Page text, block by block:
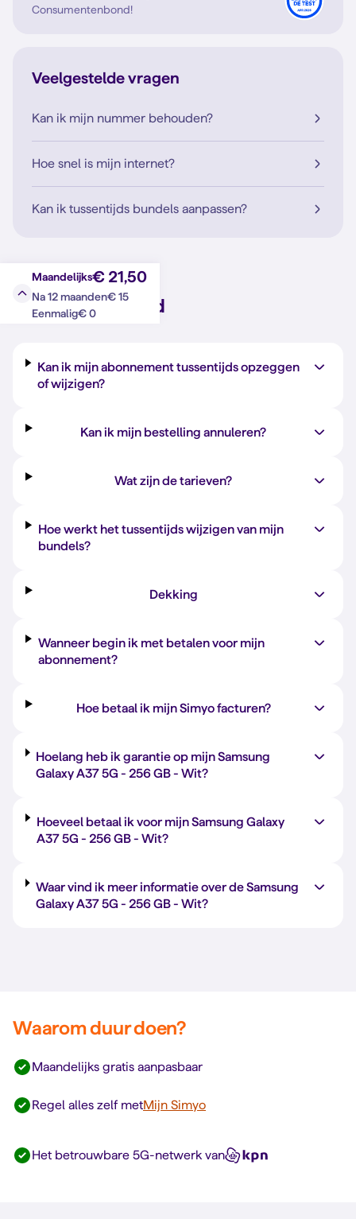
Consumentenbond!
Veelgestelde vragen
Kan ik mijn nummer behouden?
Hoe snel is mijn internet?
Kan ik tussentijds bundels aanpassen?
Maandelijks€ 21,50
Na 12 maanden€ 15
Eenmalig€ 0
Vraag?Antwoord
Kan ik mijn abonnement tussentijds opzeggen
of wijzigen?
Kan ik mijn bestelling annuleren?
Wat zijn de tarieven?
Hoe werkt het tussentijds wijzigen van mijn
bundels?
Dekking
Wanneer begin ik met betalen voor mijn
abonnement?
Hoe betaal ik mijn Simyo facturen?
Hoelang heb ik garantie op mijn Samsung
Galaxy A37 5G - 256 GB-Wit?
Hoeveel betaal ik voor mijn Samsung Galaxy
A37 5G - 256 GB- Wit?
Waar vind ik meer informatie over de Samsung
Galaxy A37 5G - 256 GB- Wit?
Waarom duur doen?
Maandelijks gratis aanpasbaar
Regel alles zelf metMijn Simyo
Het betrouwbare 5G-netwerk van